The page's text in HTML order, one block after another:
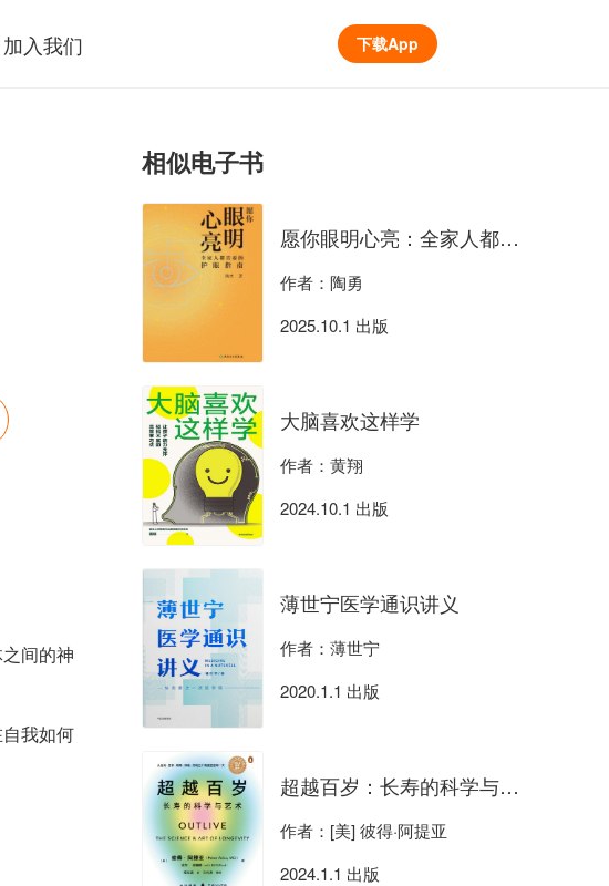
加入我们 下载App
间的神
我如何
相似电子书
愿你眼明心亮：全家人都需要的护眼指南
作者：陶勇
2025.10.1 出版
大脑喜欢这样学
作者：黄翔
2024.10.1 出版
薄世宁医学通识讲义
作者：薄世宁
2020.1.1 出版
超越百岁：长寿的科学与艺术
作者：[美] 彼得·阿提亚
2024.1.1 出版